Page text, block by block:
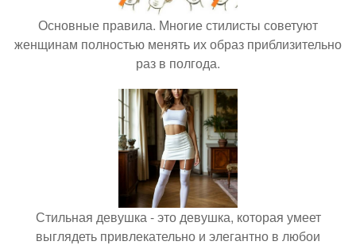
Основные правила. Многие стилисты советуют
женщинам полностью менять их образ приблизительно
раз в полгода.
Стильная девушка - это девушка, которая умеет
выглядеть привлекательно и элегантно в любои